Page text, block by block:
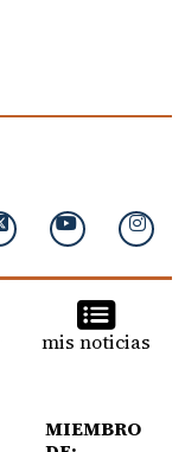
mis noticias
MIEMBRO